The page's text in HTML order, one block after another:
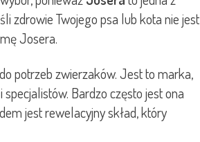
zdrowie Twojego psa lub kota nie jest
Josera.
potrzeb zwierzaków. Jest to marka,
Bardzo często jest ona
jest rewelacyjny skład, który